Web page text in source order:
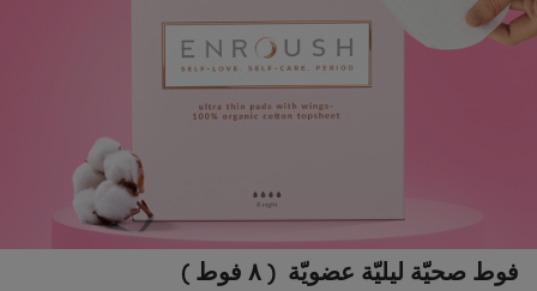
فوط صحيّة ليليّة عضويّة ( ٨ فوط )